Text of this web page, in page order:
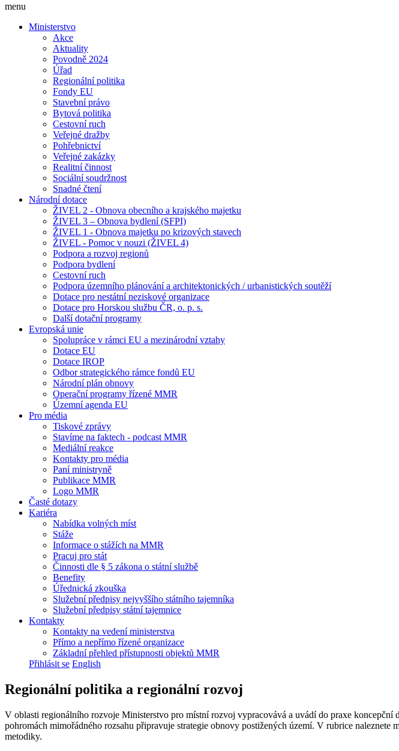
menu
Ministerstvo
Akce
Aktuality
Povodně 2024
Úřad
Regionální politika
Fondy EU
Stavební právo
Bytová politika
Cestovní ruch
Veřejné dražby
Pohřebnictví
Veřejné zakázky
Realitní činnost
Sociální soudržnost
Snadné čtení
Národní dotace
ŽIVEL 2 - Obnova obecního a krajského majetku
ŽIVEL 3 – Obnova bydlení (SFPI)
ŽIVEL 1 - Obnova majetku po krizových stavech
ŽIVEL - Pomoc v nouzi (ŽIVEL 4)
Podpora a rozvoj regionů
Podpora bydlení
Cestovní ruch
Podpora územního plánování a architektonických / urbanistických soutěží
Dotace pro nestátní neziskové organizace
Dotace pro Horskou službu ČR, o. p. s.
Další dotační programy
Evropská unie
Spolupráce v rámci EU a mezinárodní vztahy
Dotace EU
Dotace IROP
Odbor strategického rámce fondů EU
Národní plán obnovy
Operační programy řízené MMR
Územní agenda EU
Pro média
Tiskové zprávy
Stavíme na faktech - podcast MMR
Mediální reakce
Kontakty pro média
Paní ministryně
Publikace MMR
Logo MMR
Časté dotazy
Kariéra
Nabídka volných míst
Stáže
Informace o stážích na MMR
Pracuj pro stát
Činnosti dle § 5 zákona o státní službě
Benefity
Úřednická zkouška
Služební předpisy nejvyššího státního tajemníka
Služební předpisy státní tajemnice
Kontakty
Kontakty na vedení ministerstva
Přímo a nepřímo řízené organizace
Základní přehled přístupnosti objektů MMR
Přihlásit se English
Regionální politika a regionální rozvoj
V oblasti regionálního rozvoje Ministerstvo pro místní rozvoj vypracovává a uvádí do praxe
pohromách mimořádného rozsahu připravuje strategie obnovy postižených území. V rubrice
metodiky.